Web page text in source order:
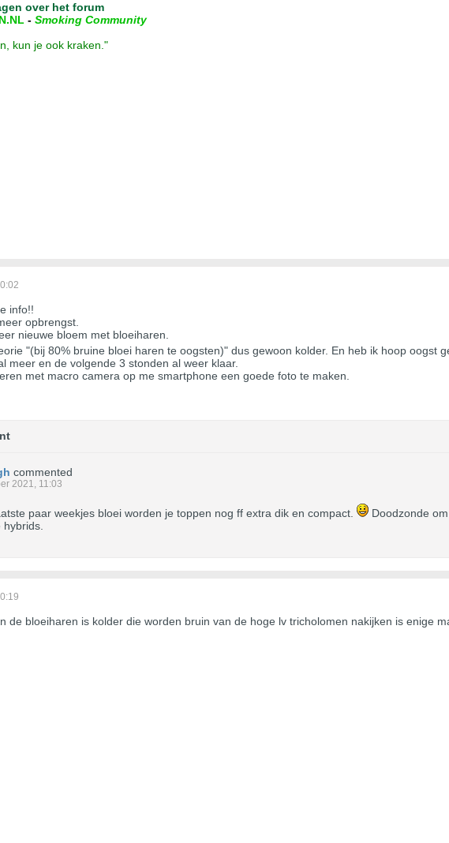
over het forum
- Smoking Community
kun je ook kraken."
info!!
opbrengst.
nieuwe bloem met bloeiharen.
"(bij 80% bruine bloei haren te oogsten)" dus gewoon kolder. En heb ik hoop oogst
meer en de volgende 3 stonden al weer klaar.
met macro camera op me smartphone een goede foto te maken.
commented
2021, 11:03
paar weekjes bloei worden je toppen nog ff extra dik en compact.
Doodzonde
de bloeiharen is kolder die worden bruin van de hoge lv tricholomen nakijken is enige